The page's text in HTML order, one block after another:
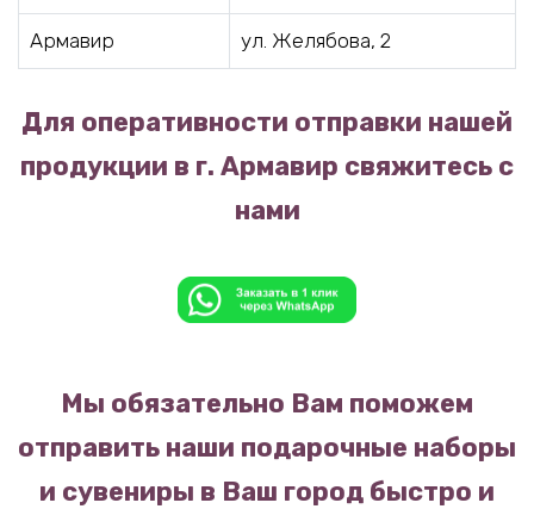
Армавир ул. Желябова, 2
Для оперативности отправки нашей
продукции в г. Армавир свяжитесь с
нами
Мы обязательно Вам поможем
отправить наши подарочные наборы
и сувениры в Ваш город быстро и